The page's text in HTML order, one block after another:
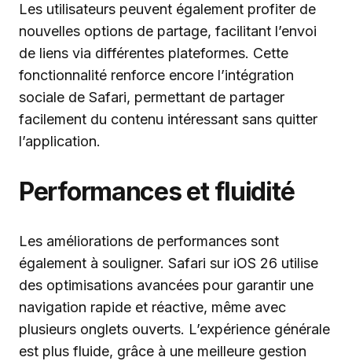
Les utilisateurs peuvent également profiter de
nouvelles options de partage, facilitant l’envoi
de liens via différentes plateformes. Cette
fonctionnalité renforce encore l’intégration
sociale de Safari, permettant de partager
facilement du contenu intéressant sans quitter
l’application.
Performances et fluidité
Les améliorations de performances sont
également à souligner. Safari sur iOS 26 utilise
des optimisations avancées pour garantir une
navigation rapide et réactive, même avec
plusieurs onglets ouverts. L’expérience générale
est plus fluide, grâce à une meilleure gestion